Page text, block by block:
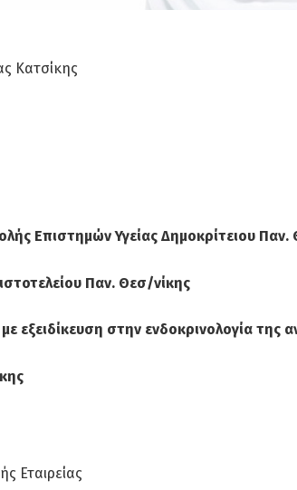
Επιστημών Υγείας Δημοκρίτειου
Παν. Θεσ/νίκης
εξειδίκευση στην ενδοκρινολογία της
Εταιρείας